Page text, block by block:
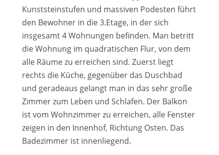
Kunststeinstufen und massiven Podesten führt
den Bewohner in die 3.Etage, in der sich
insgesamt 4 Wohnungen befinden. Man betritt
die Wohnung im quadratischen Flur, von dem
alle Räume zu erreichen sind. Zuerst liegt
rechts die Küche, gegenüber das Duschbad
und geradeaus gelangt man in das sehr große
Zimmer zum Leben und Schlafen. Der Balkon
ist vom Wohnzimmer zu erreichen, alle Fenster
zeigen in den Innenhof, Richtung Osten. Das
Badezimmer ist innenliegend.